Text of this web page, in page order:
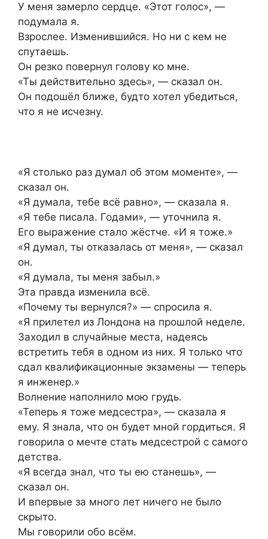
У меня замерло сердце. «Этот голос», —
подумала я.
Взрослее. Изменившийся. Но ни с кем не
спутаешь.
Он резко повернул голову ко мне.
«Ты действительно здесь», — сказал он.
Он подошёл ближе, будто хотел убедиться,
что я не исчезну.
«Я столько раз думал об этом моменте», —
сказал он.
«Я думала, тебе всё равно», — сказала я.
«Я тебе писала. Годами», — уточнила я.
Его выражение стало жёстче. «И я тоже.»
«Я думал, ты отказалась от меня», — сказал
он.
«Я думала, ты меня забыл.»
Эта правда изменила всё.
«Почему ты вернулся?» — спросила я.
«Я прилетел из Лондона на прошлой неделе.
Заходил в случайные места, надеясь
встретить тебя в одном из них. Я только что
сдал квалификационные экзамены — теперь
я инженер.»
Волнение наполнило мою грудь.
«Теперь я тоже медсестра», — сказала я
ему. Я знала, что он будет мной гордиться. Я
говорила о мечте стать медсестрой с самого
детства.
«Я всегда знал, что ты ею станешь», —
сказал он.
И впервые за много лет ничего не было
скрыто.
Мы говорили обо всём.